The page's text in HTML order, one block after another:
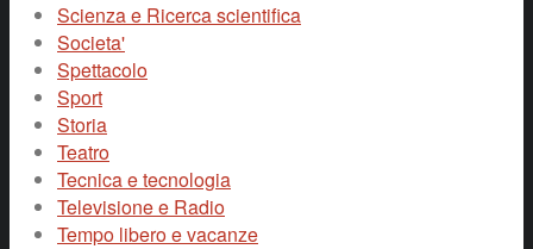
Scienza e Ricerca scientifica
Societa'
Spettacolo
Sport
Storia
Teatro
Tecnica e tecnologia
Televisione e Radio
Tempo libero e vacanze